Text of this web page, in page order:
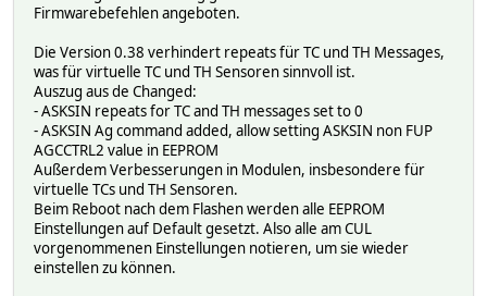
Firmwarebefehlen angeboten.
Die Version 0.38 verhindert repeats für TC und TH Messages,
was für virtuelle TC und TH Sensoren sinnvoll ist.
Auszug aus de Changed:
- ASKSIN repeats for TC and TH messages set to 0
- ASKSIN Ag command added, allow setting ASKSIN non FUP
AGCCTRL2 value in EEPROM
Außerdem Verbesserungen in Modulen, insbesondere für
virtuelle TCs und TH Sensoren.
Beim Reboot nach dem Flashen werden alle EEPROM
Einstellungen auf Default gesetzt. Also alle am CUL
vorgenommenen Einstellungen notieren, um sie wieder
einstellen zu können.